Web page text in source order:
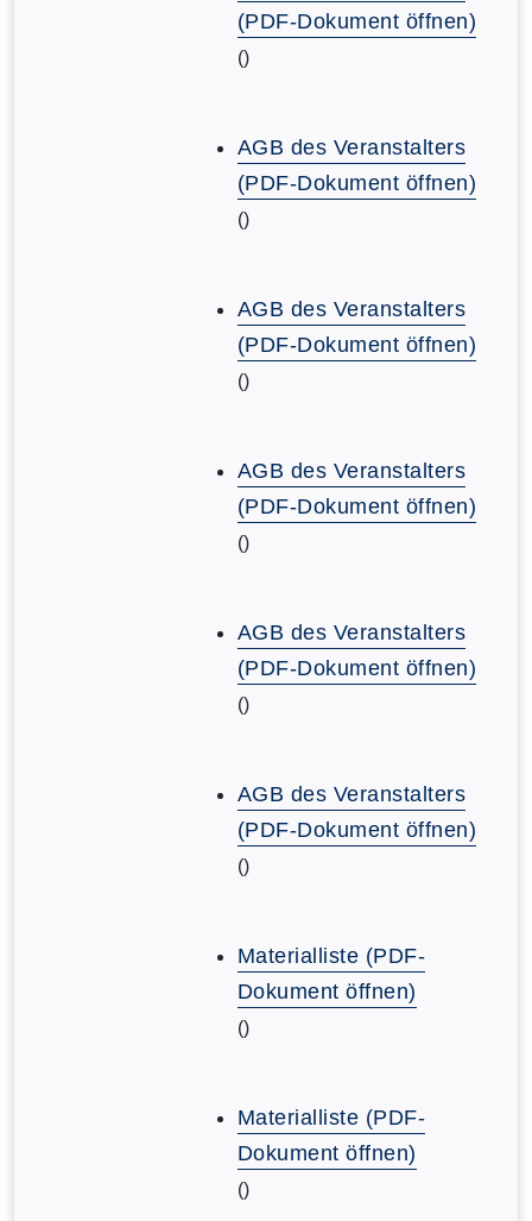
(PDF-Dokument öffnen)
()
AGB des Veranstalters
(PDF-Dokument öffnen)
()
AGB des Veranstalters
(PDF-Dokument öffnen)
()
AGB des Veranstalters
(PDF-Dokument öffnen)
()
AGB des Veranstalters
(PDF-Dokument öffnen)
()
AGB des Veranstalters
(PDF-Dokument öffnen)
()
Materialliste (PDF-
Dokument öffnen)
()
Materialliste (PDF-
Dokument öffnen)
()